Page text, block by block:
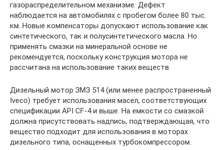
газораспределительном механизме. Дефект
наблюдается на автомобилях с пробегом более 80 тыс.
км. Новые компенсаторы допускают использование как
синтетического, так и полусинтетического масла. Но
применять смазки на минеральной основе не
рекомендуется, поскольку конструкция мотора не
рассчитана на использование таких веществ.
Дизельный мотор ЗМЗ 514 (или менее распространенный
Iveco) требует использования масел, соответствующих
спецификации API CF-4 и выше. На емкости со смазкой
должна присутствовать надпись, подтверждающая, что
вещество подходит для использования в моторах
дизельного типа, оснащенных турбокомпрессором.